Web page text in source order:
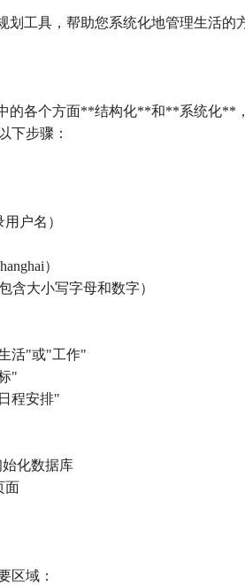
划工具，帮助您系统化地管理生活
的各个方面**结构化**和**系统化**
下步骤：
户名）
）
含大小写字母和数字）
活"或"工作"
"
程安排"
化数据库
面
区域：